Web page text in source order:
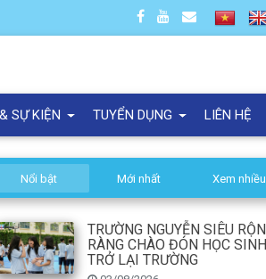
SỰ KIỆN TUYỂN DỤNG LIÊN HỆ
Nổi bật Mới nhất Xem nhiều
TRƯỜNG NGUYỄN SIÊU RỘN
RÀNG CHÀO ĐÓN HỌC SINH
TRỞ LẠI TRƯỜNG